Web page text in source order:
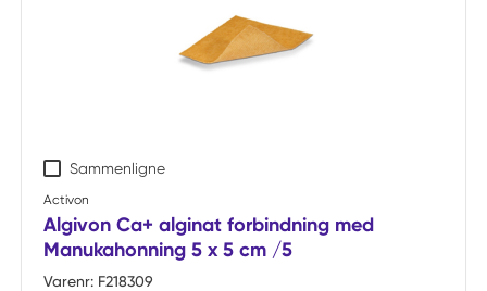
Sammenligne
Activon
Algivon Ca+ alginat forbindning med
Manukahonning 5 x 5 cm /5
Varenr: F218309